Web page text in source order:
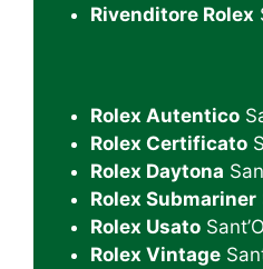
Rivenditore Rolex
Rolex Autentico
Rolex Certificato
Rolex Daytona
Rolex Submariner
Rolex Usato
Rolex Vintage